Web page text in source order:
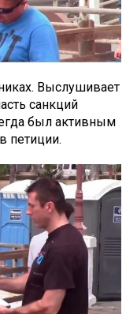
Выслушивает
санкций
был активным
петиции.